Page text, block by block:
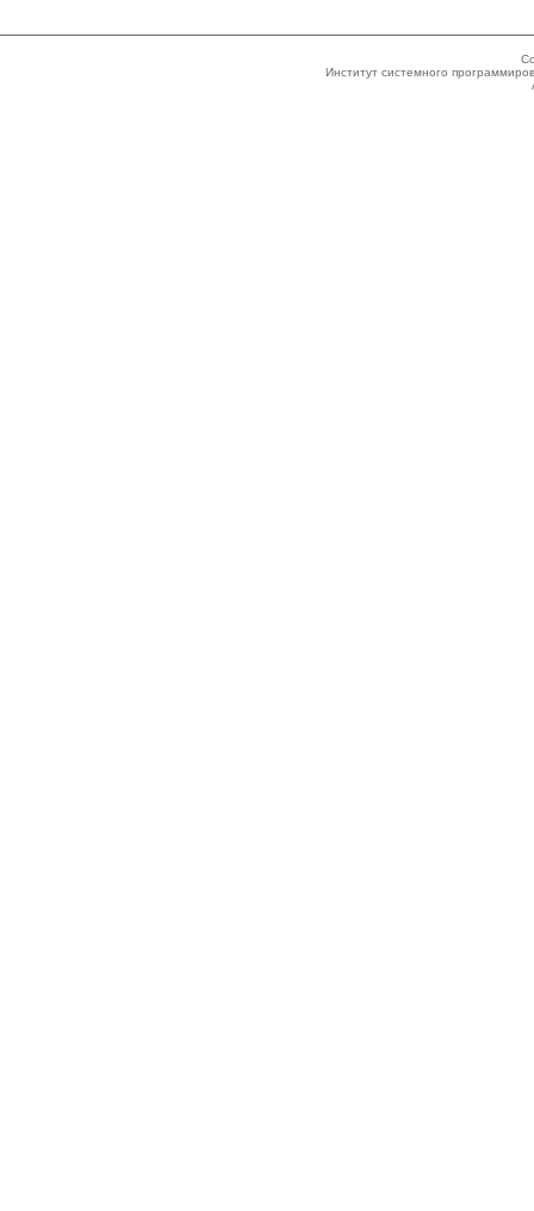
Институт системного